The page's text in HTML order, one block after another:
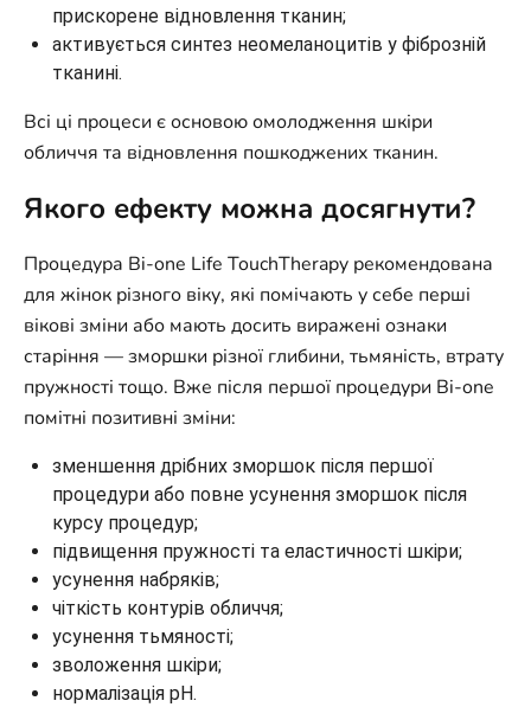
прискорене відновлення тканин;
активується синтез неомеланоцитів у фіброзній
тканині.
Всі ці процеси є основою омолодження шкіри
обличчя та відновлення пошкоджених тканин.
Якого ефекту можна досягнути?
Процедура Bi-one Life TouchTherapy рекомендована
для жінок різного віку, які помічають у себе перші
вікові зміни або мають досить виражені ознаки
старіння — зморшки різної глибини, тьмяність, втрату
пружності тощо. Вже після першої процедури Bi-one
помітні позитивні зміни:
зменшення дрібних зморшок після першої
процедури або повне усунення зморшок після
курсу процедур;
підвищення пружності та еластичності шкіри;
усунення набряків;
чіткість контурів обличчя;
усунення тьмяності;
зволоження шкіри;
нормалізація рН.